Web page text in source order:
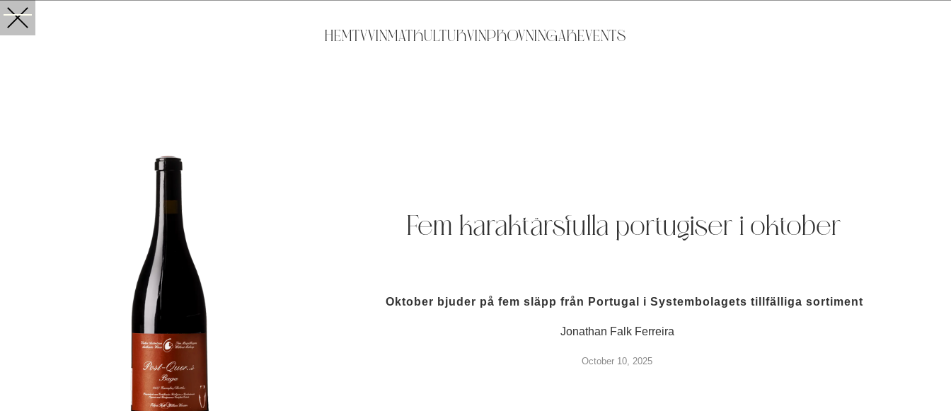
HEMTVVINMATKULTURVINPROVNINGAREVENTS
Fem karaktärsfulla portugiser i oktober
Oktober bjuder på fem släpp från Portugal i Systembolagets tillfälliga sortiment
Jonathan Falk Ferreira
October 10, 2025